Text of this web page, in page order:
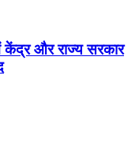
और राज्य सरकार